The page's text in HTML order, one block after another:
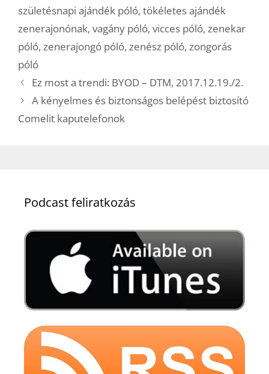
születésnapi ajándék póló, tökéletes ajándék
zenerajonónak, vagány póló, vicces póló, zenekar
póló, zenerajongó póló, zenész póló, zongorás
póló
Ez most a trendi: BYOD – DTM, 2017.12.19./2.
A kényelmes és biztonságos belépést biztosító
Comelit kaputelefonok
Podcast feliratkozás